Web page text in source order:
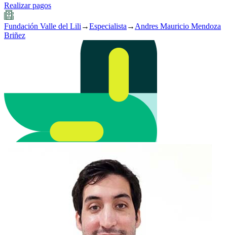
Realizar pagos
Fundación Valle del Lili →Especialista → Andres Mauricio Mendoza
Briñez